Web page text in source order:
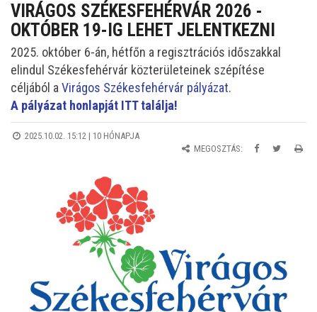
VIRÁGOS SZÉKESFEHÉRVÁR 2026 -
OKTÓBER 19-IG LEHET JELENTKEZNI
2025. október 6-án, hétfőn a regisztrációs időszakkal
elindul Székesfehérvár közterületeinek szépítése
céljából a Virágos Székesfehérvár pályázat.
A pályázat honlapját ITT találja!
2025.10.02. 15:12 | 10 HÓNAPJA
MEGOSZTÁS: